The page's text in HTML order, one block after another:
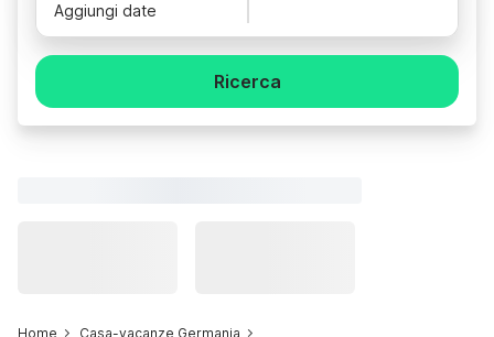
Aggiungi date
Ricerca
Home
Casa-vacanze Germania